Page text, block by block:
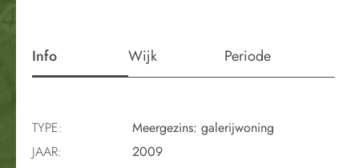
Info Wijk Periode
TYPE:
Meergezins: galerijwoning
JAAR:
2009